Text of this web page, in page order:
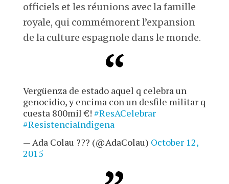
officiels et les réunions avec la famille
royale, qui commémorent l’expansion
de la culture espagnole dans le monde.
Vergüenza de estado aquel q celebra un
genocidio, y encima con un desfile militar q
cuesta 800mil €! #ResACelebrar
#ResistenciaIndigena
— Ada Colau ??? (@AdaColau) October 12,
2015